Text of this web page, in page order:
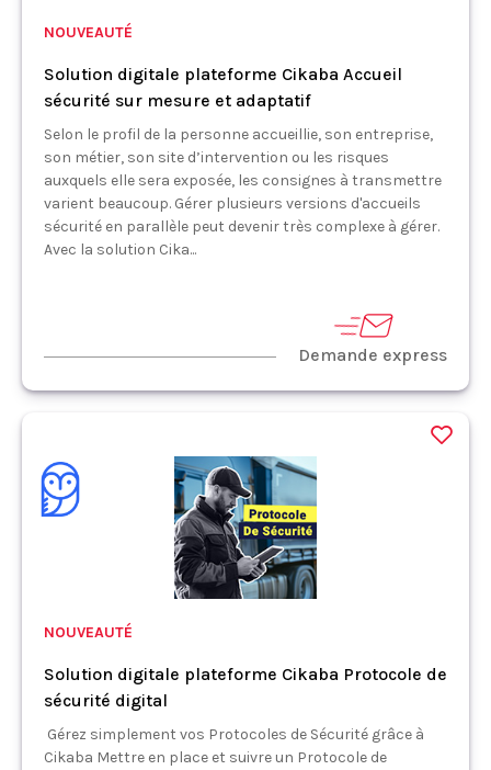
NOUVEAUTÉ
Solution digitale plateforme Cikaba Accueil
sécurité sur mesure et adaptatif
Selon le profil de la personne accueillie, son entreprise,
son métier, son site d’intervention ou les risques
auxquels elle sera exposée, les consignes à transmettre
varient beaucoup. Gérer plusieurs versions d'accueils
sécurité en parallèle peut devenir très complexe à gérer.
Avec la solution Cika...
Demande express
NOUVEAUTÉ
Solution digitale plateforme Cikaba Protocole de
sécurité digital
Gérez simplement vos Protocoles de Sécurité grâce à
Cikaba Mettre en place et suivre un Protocole de